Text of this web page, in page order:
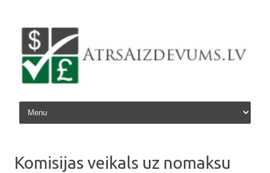
Skip to content
Komisijas veikals uz nomaksu